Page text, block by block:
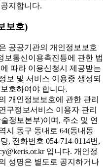
지합니다.
보호)
공공기관의 개인정보보호
보통신이용촉진등에 관한 법
따라 이용신청시 제공받는
보 및 서비스 이용중 생성되
호하여야 합니다.
개인정보보호에 관한 관리
구정보서비스 이용자 관리
정보본부)이며, 주소 및 연
시 동구 동내로 64(동내동
, 전화번호 054-714-0114번,
입니다. 개인정
성명은 별도로 공지하거나